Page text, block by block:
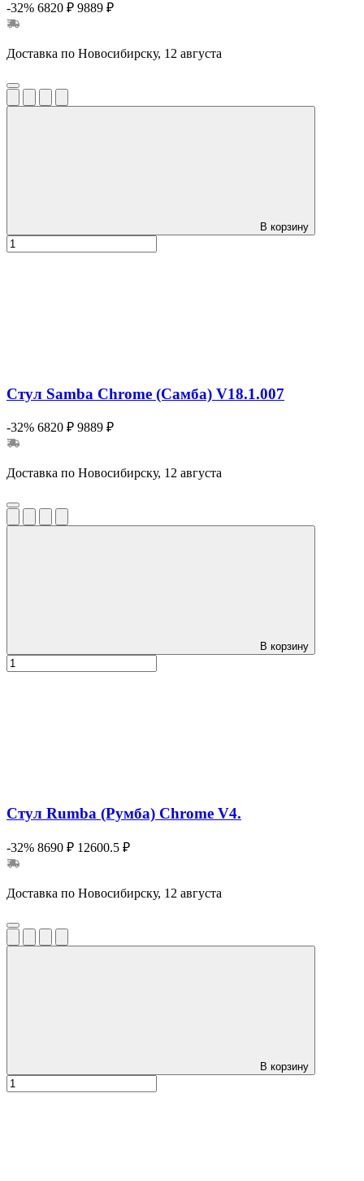
-32% 6820 ₽ 9889 ₽
Доставка по Новосибирску, 12 августа
В корзину
Стул Samba Chrome (Самба) V18.1.007
-32% 6820 ₽ 9889 ₽
Доставка по Новосибирску, 12 августа
В корзину
Стул Rumba (Румба) Chrome V4.
-32% 8690 ₽ 12600.5 ₽
Доставка по Новосибирску, 12 августа
В корзину